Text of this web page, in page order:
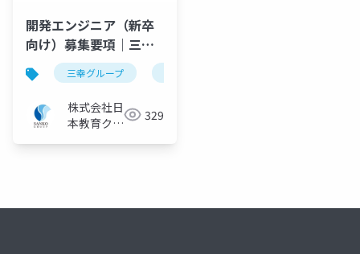
開発エンジニア（新卒
向け）募集要項｜三幸
グループ【株式会社日
本教育クリエイト】
三幸グループ
株式会社日
本教育クリ
329